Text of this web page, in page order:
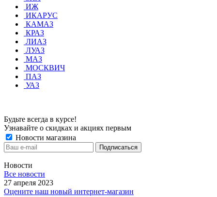
ИЖ
ИКАРУС
КАМАЗ
КРАЗ
ЛИАЗ
ЛУАЗ
МАЗ
МОСКВИЧ
ПАЗ
УАЗ
Будьте всегда в курсе!
Узнавайте о скидках и акциях первым
Новости магазина
Новости
Все новости
27 апреля 2023
Оцените наш новый интернет-магазин